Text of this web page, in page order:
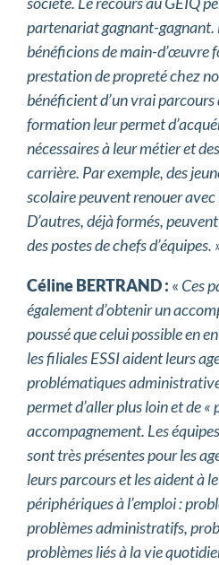
partenariat gagnant-gagnant.
bénéficions de main-d’œuvre
prestation de propreté chez
bénéficient d’un vrai
formation leur permet
nécessaires à leur métier et
carrière. Par exemple, des
scolaire peuvent renouer avec
D’autres, déjà formés,
des postes de chefs d’équipes.
Céline BERTRAND : « Ces
également d’obtenir un
poussé que celui possible en
les filiales ESSI aident leurs
problématiques
permet d’aller plus loin et de
accompagnement. Les
sont très présentes pour les
leurs parcours et les aident à
périphériques à l’emploi :
problèmes administratifs,
problèmes liés à la vie